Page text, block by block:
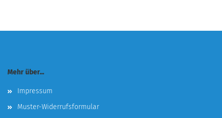
Mehr über...
Impressum
Muster-Widerrufsformular